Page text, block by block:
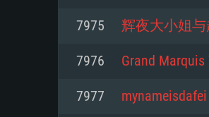
Carte graphique
Radeon 77XX /
résolution
Carte graphique:
analogue AMD/
Carte graphique:
drivers (moins de
de 720p)
7975 辉夜大小姐
7976 Grand Marquis
7977 mynameisdafei